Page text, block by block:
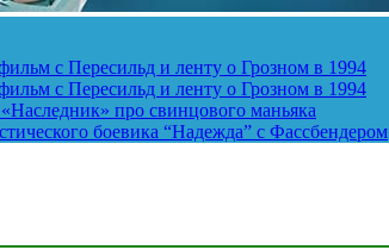
с Пересильд и ленту о Грозном в 1994
с Пересильд и ленту о Грозном в 1994
про свинцового маньяка
боевика “Надежда” с Фассбендером